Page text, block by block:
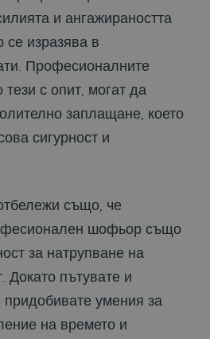
и ангажираността
се изразява в
Професионалните
с опит, могат да
заплащане, което
сигурност и
също, че
шофьор също
за натрупване на
Докато пътувате и
придобивате умения за
на времето и